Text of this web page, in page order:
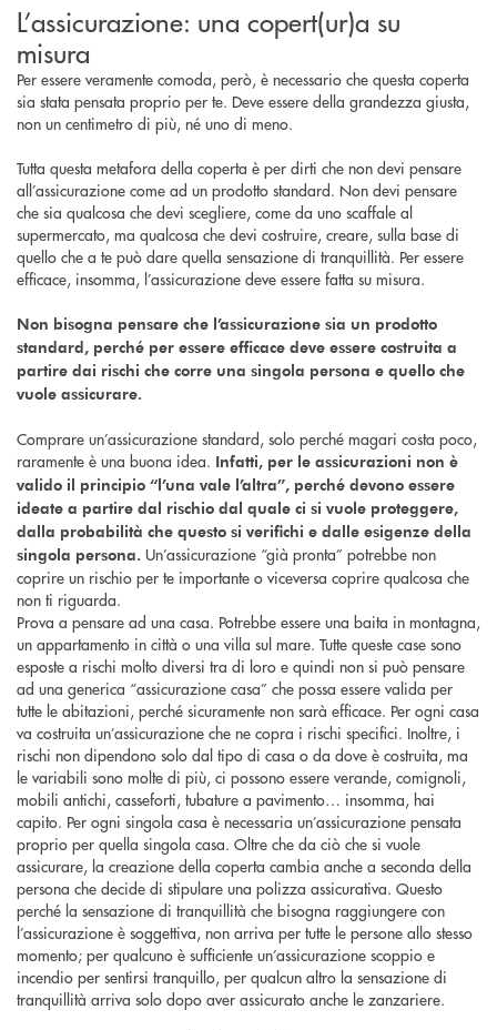
L’assicurazione: una copert(ur)a su
misura
Per essere veramente comoda, però, è necessario che questa coperta
sia stata pensata proprio per te. Deve essere della grandezza giusta,
non un centimetro di più, né uno di meno.
Tutta questa metafora della coperta è per dirti che non devi pensare
all’assicurazione come ad un prodotto standard. Non devi pensare
che sia qualcosa che devi scegliere, come da uno scaffale al
supermercato, ma qualcosa che devi costruire, creare, sulla base di
quello che a te può dare quella sensazione di tranquillità. Per essere
efficace, insomma, l’assicurazione deve essere fatta su misura.
Non bisogna pensare che l’assicurazione sia un prodotto
standard, perché per essere efficace deve essere costruita a
partire dai rischi che corre una singola persona e quello che
vuole assicurare.
Comprare un’assicurazione standard, solo perché magari costa poco,
raramente è una buona idea. Infatti, per le assicurazioni non è
valido il principio “l’una vale l’altra”, perché devono essere
ideate a partire dal rischio dal quale ci si vuole proteggere,
dalla probabilità che questo si verifichi e dalle esigenze della
singola persona. Un’assicurazione “già pronta” potrebbe non
coprire un rischio per te importante o viceversa coprire qualcosa che
non ti riguarda.
Prova a pensare ad una casa. Potrebbe essere una baita in montagna,
un appartamento in città o una villa sul mare. Tutte queste case sono
esposte a rischi molto diversi tra di loro e quindi non si può pensare
ad una generica “assicurazione casa” che possa essere valida per
tutte le abitazioni, perché sicuramente non sarà efficace. Per ogni casa
va costruita un’assicurazione che ne copra i rischi specifici. Inoltre, i
rischi non dipendono solo dal tipo di casa o da dove è costruita, ma
le variabili sono molte di più, ci possono essere verande, comignoli,
mobili antichi, casseforti, tubature a pavimento… insomma, hai
capito. Per ogni singola casa è necessaria un’assicurazione pensata
proprio per quella singola casa. Oltre che da ciò che si vuole
assicurare, la creazione della coperta cambia anche a seconda della
persona che decide di stipulare una polizza assicurativa. Questo
perché la sensazione di tranquillità che bisogna raggiungere con
l’assicurazione è soggettiva, non arriva per tutte le persone allo stesso
momento; per qualcuno è sufficiente un’assicurazione scoppio e
incendio per sentirsi tranquillo, per qualcun altro la sensazione di
tranquillità arriva solo dopo aver assicurato anche le zanzariere.